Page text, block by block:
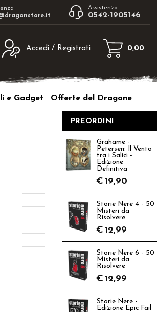
Assistenza
0542-1905146
Accedi / Registrati
sito clicca sul pulsante "Registrati"
0,00
e Gadget Offerte del Dragone
PREORDINI
Grahame -
Petersen: Il Vento
tra i Salici -
Edizione
Definitiva
€ 19,90
Storie Nere 4 - 50
Misteri da
Risolvere
€ 12,99
Storie Nere 6 - 50
Misteri da
Risolvere
€ 12,99
Storie Nere -
Edizione Epic Fail